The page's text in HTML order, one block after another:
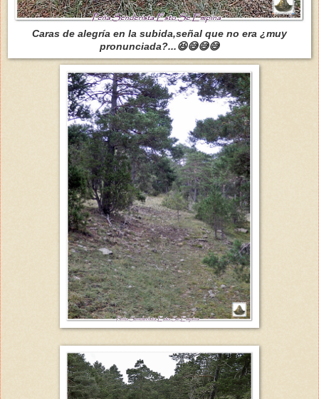
Caras de alegría en la subida,señal que no era ¿muy
pronunciada?...😆😅😅😅